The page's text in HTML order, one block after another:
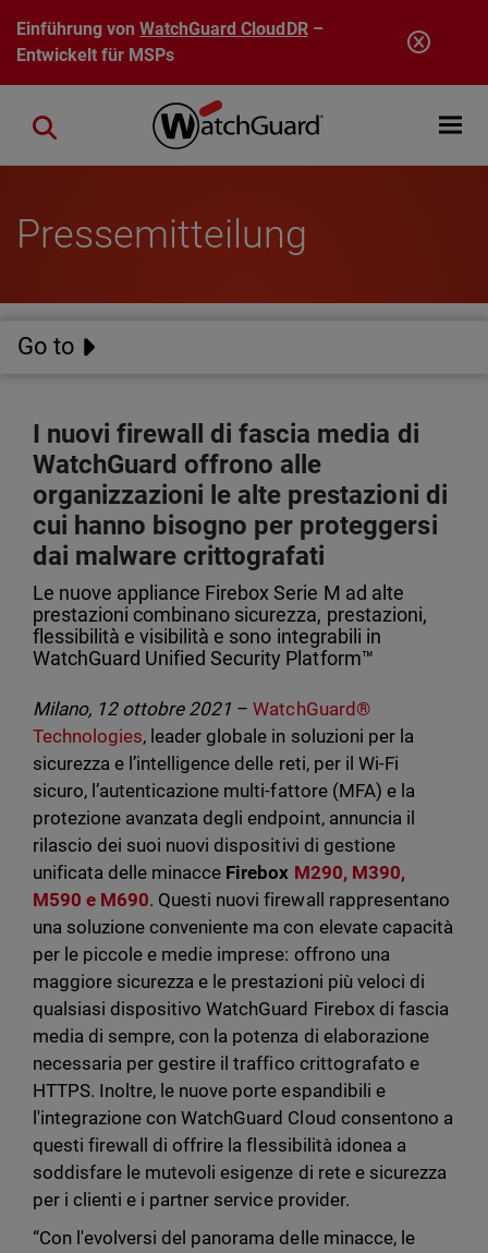
Direkt zum Inhalt
Einführung vonWatchGuard CloudDR–
Entwickelt für MSPs
Open
Close search
Pressemitteilung
Go to
I nuovi firewall di fascia media di
WatchGuard offrono alle
organizzazioni le alte prestazioni di
cui hanno bisogno per proteggersi
dai malware crittografati
Le nuove appliance Firebox Serie M ad alte
prestazioni combinano sicurezza, prestazioni,
flessibilità e visibilità e sono integrabili in
WatchGuard Unified Security Platform™
Milano, 12 ottobre 2021 –WatchGuard®
Technologies, leader globale in soluzioni per la
sicurezza e l’intelligence delle reti, per il Wi-Fi
sicuro, l’autenticazione multi-fattore (MFA) e la
protezione avanzata degli endpoint, annuncia il
rilascio dei suoi nuovi dispositivi di gestione
unificata delle minacce Firebox M290, M390,
M590 e M690. Questi nuovi firewall rappresentano
una soluzione conveniente ma con elevate capacità
per le piccole e medie imprese: offrono una
maggiore sicurezza e le prestazioni più veloci di
qualsiasi dispositivo WatchGuard Firebox di fascia
media di sempre, con la potenza di elaborazione
necessaria per gestire il traffico crittografato e
HTTPS. Inoltre, le nuove porte espandibili e
l'integrazione con WatchGuard Cloud consentono a
questi firewall di offrire la flessibilità idonea a
soddisfare le mutevoli esigenze di rete e sicurezza
per i clienti e i partner service provider.
“Con l'evolversi del panorama delle minacce, le